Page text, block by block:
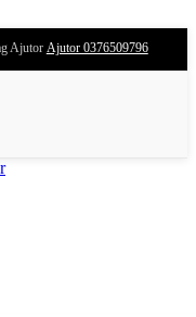
Ajutor 0376509796